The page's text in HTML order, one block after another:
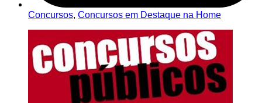
Concursos, Concursos em Destaque na Home